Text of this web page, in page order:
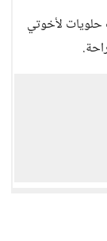
حلويات لأخوتي